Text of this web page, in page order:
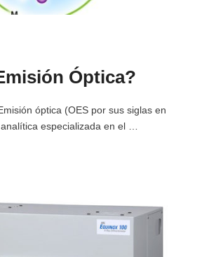
Óptica?
óptica (OES por sus siglas en
especializada en el …